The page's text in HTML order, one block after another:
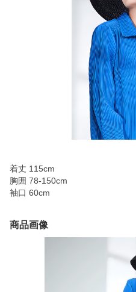
着丈 115cm
胸囲 78-150cm
袖口 60cm
商品画像